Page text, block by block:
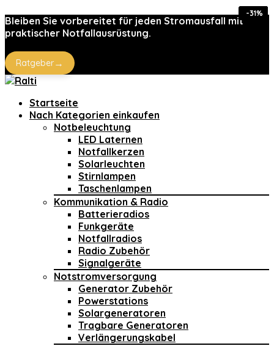
Bleiben Sie vorbereitet für jeden Stromausfall mit
praktischer Notfallausrüstung.
Ratgeber→
Startseite
Nach Kategorien einkaufen
Notbeleuchtung
LED Laternen
Notfallkerzen
Solarleuchten
Stirnlampen
Taschenlampen
Kommunikation & Radio
Batterieradios
Funkgeräte
Notfallradios
Radio Zubehör
Signalgeräte
Notstromversorgung
Generator Zubehör
Powerstations
Solargeneratoren
Tragbare Generatoren
Verlängerungskabel
-20%
-73%
-5%
-21%
-20%
-31%